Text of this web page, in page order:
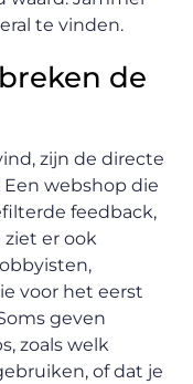
te vinden.
de
zijn de directe
webshop die
feedback,
er ook
voor het eerst
geven
zoals welk
of dat je